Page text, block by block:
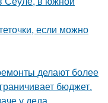
если можно
делают более
бюджет.